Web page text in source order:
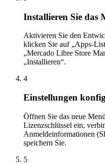
Installieren Sie das
Aktivieren Sie den
klicken Sie auf „Apps-
„Mercado Libre Store
„Installieren“.
4
Einstellungen
Öffnen Sie das neue
Lizenzschlüssel ein,
Anmeldeinformationen
speichern Sie.
5